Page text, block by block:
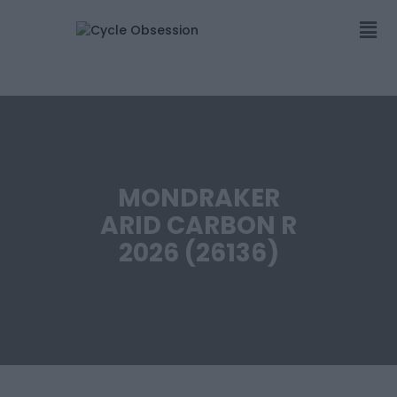
MONDRAKER
ARID CARBON R
2026 (26136)